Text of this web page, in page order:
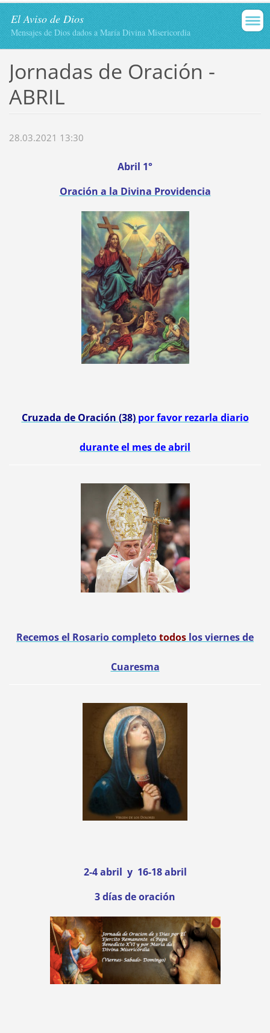
El Aviso de Dios
Mensajes de Dios dados a María Divina Misericordia
Jornadas de Oración -
ABRIL
28.03.2021 13:30
Abril 1°
Oración a la Divina Providencia
Cruzada de Oración (38) por favor rezarla diario
durante el mes de abril
Recemos el Rosario completotodos los viernes de
Cuaresma
2-4 abril y 16-18 abril
3 días de oración